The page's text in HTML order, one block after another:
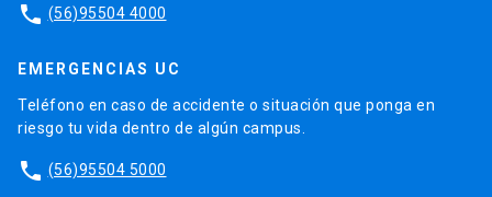
phone (56)95504 4000
EMERGENCIAS UC
Teléfono en caso de accidente o situación que ponga en
riesgo tu vida dentro de algún campus.
phone (56)95504 5000